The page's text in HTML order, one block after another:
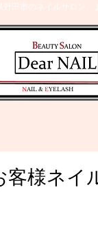
野田市のネイルサロン
​NAIL & EYELASH
客様ネイ